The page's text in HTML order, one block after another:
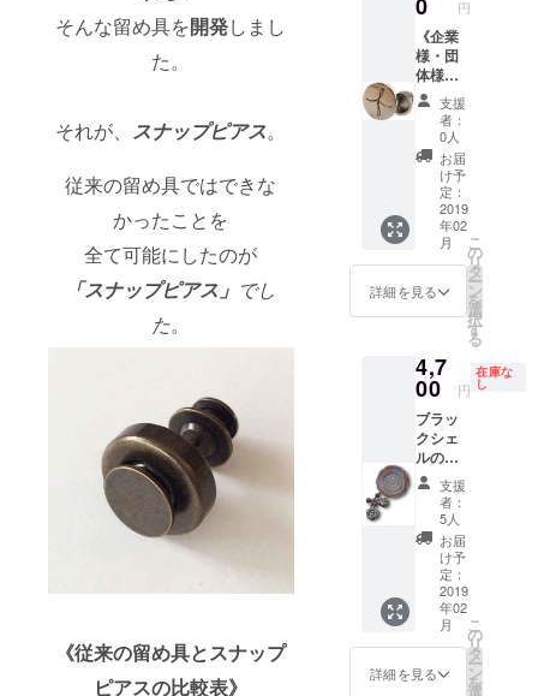
そんな留め具を開発しまし
た。
それが、 スナップピアス。
従来の留め具ではできな
かったことを
全て可能にしたのが
「スナップピアス」 でし
た。
《従来の留め具とスナップ
ピアスの比較表》
ます。
新製品
スナッ
プピア
ス
FB......1
個付き
送料無
料（国
内の
み） 作
家：上
田京子
＆上田
奈津子
Kinsai
Ueda
ny (金彩
上田
ECHAR
INIUM)
2018年
9月
Japane
Female
Artists'
Showca
se シカ
ゴ出展
作家 手
書き御
礼状を
添えて
0 円
《企業
様・団
体様向
け》 御
社の
マーク
を刻ん
だロゴ
プレー
トの 従
来型ス
ナップ
ピアス
を100個
制作致
しま
ナップ
ピアス
ニッケ
ル 直
径
φ1.8c
m 取り
扱い説
明書付
き 送料
無料(国
内のみ)
ご注文
が立て
込んだ
場合に
納期が
支援
者：
0人
お届
け予
定：
2019
年02
月
詳細を見る
こ
の
リ
タ
ー
ン
を
選
択
す
る
4,7
00 円
在庫な
し
ブラッ
クシェ
ルの薔
薇1個
従来品
スナッ
プピア
スが付
けてあ
りま
す。
（メイ
ンパー
ツのバ
ラ直径
支援
者：
5人
お届
け予
定：
2019
年02
月
詳細を見る
こ
の
リ
タ
ー
ン
を